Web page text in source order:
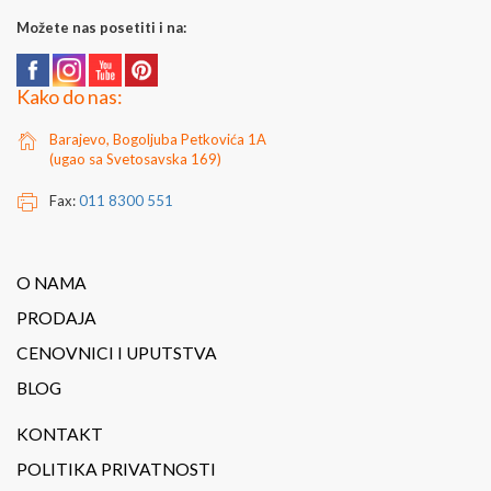
Možete nas posetiti i na:
Kako do nas:
Barajevo, Bogoljuba Petkovića 1A
(ugao sa Svetosavska 169)
Fax:011 8300 551
O NAMA
PRODAJA
CENOVNICI I UPUTSTVA
BLOG
KONTAKT
POLITIKA PRIVATNOSTI